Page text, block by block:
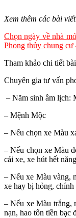
Xem thêm các bài
Chọn ngày về nhà
Phong thủy chung cư
Tham khảo chi tiết
Chuyên gia tư vấn
– Năm sinh âm lịch:
– Mệnh Mộc
– Nếu chọn xe Màu
– Nếu chọn xe Màu
cái xe, xe hút hết
– Nếu xe Màu vàng,
xe hay bị hỏng, chính
– Nếu xe Màu trắng,
nạn, hao tốn tiền bạc